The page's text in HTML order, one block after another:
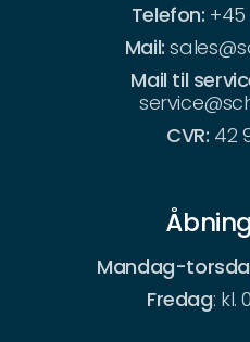
Telefon: +45
Mail:
Mail til
CVR: 42
Mandag-
Fredag: kl.